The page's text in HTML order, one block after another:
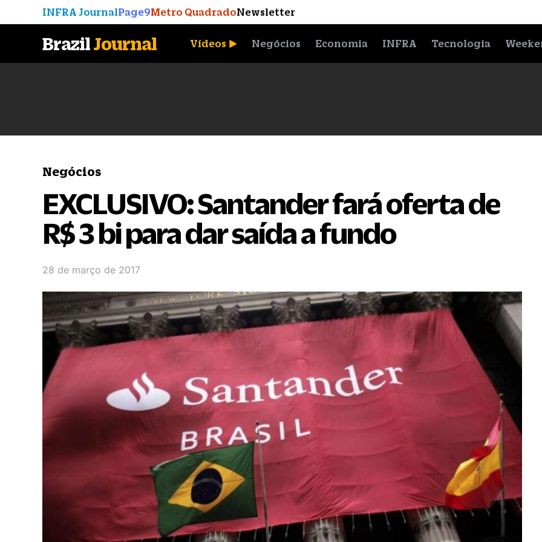
INFRA JournalPage9Metro QuadradoNewsletter
BrazilJournal Vídeos Negócios Economia INFRA Tecnologia
Negócios
EXCLUSIVO: Santander fará oferta de
R$ 3 bi para dar saída a fundo
28 de março de 2017